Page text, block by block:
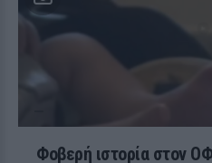
Φοβερή ιστορία στον